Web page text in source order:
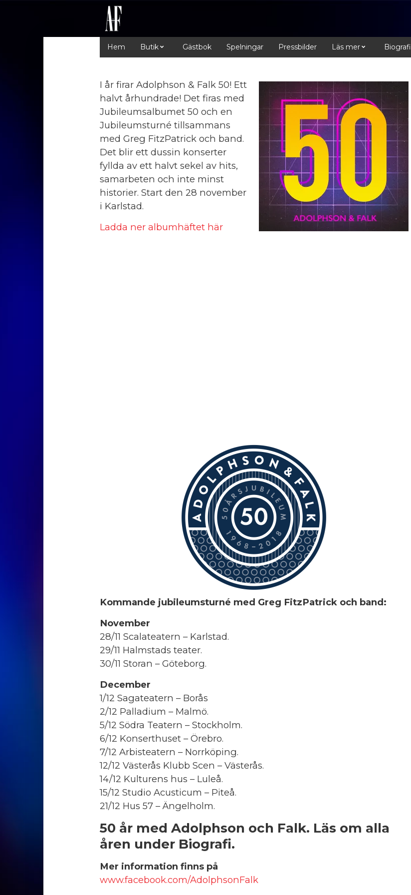
Hem Butik Gästbok Spelningar Pressbilder Läs mer Biografi
I år firar Adolphson & Falk 50! Ett
halvt århundrade! Det firas med
Jubileumsalbumet 50 och en
Jubileumsturné tillsammans
med Greg FitzPatrick och band.
Det blir ett dussin konserter
fyllda av ett halvt sekel av hits,
samarbeten och inte minst
historier. Start den 28 november
i Karlstad.
Ladda ner albumhäftet här
Kommande jubileumsturné med Greg FitzPatrick och band:
November
28/11 Scalateatern – Karlstad.
29/11 Halmstads teater.
30/11 Storan – Göteborg.
December
1/12 Sagateatern – Borås
2/12 Palladium – Malmö.
5/12 Södra Teatern – Stockholm.
6/12 Konserthuset – Örebro.
7/12 Arbisteatern – Norrköping.
12/12 Västerås Klubb Scen – Västerås.
14/12 Kulturens hus – Luleå.
15/12 Studio Acusticum – Piteå.
21/12 Hus 57 – Ängelholm.
50 år med Adolphson och Falk. Läs om alla
åren under Biografi.
Mer information finns på
www.facebook.com/AdolphsonFalk